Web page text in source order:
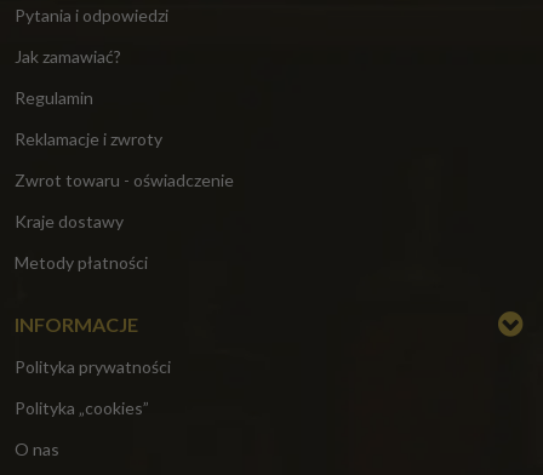
Pytania i odpowiedzi
Jak zamawiać?
Regulamin
Reklamacje i zwroty
Zwrot towaru - oświadczenie
Kraje dostawy
Metody płatności
INFORMACJE
Polityka prywatności
Polityka „cookies”
O nas